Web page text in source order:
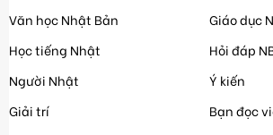
Văn học Nhật Bản
Học tiếng Nhật
Người Nhật
Giải trí
Giáo dục
Hỏi đáp
Ý kiến
Bạn đọc